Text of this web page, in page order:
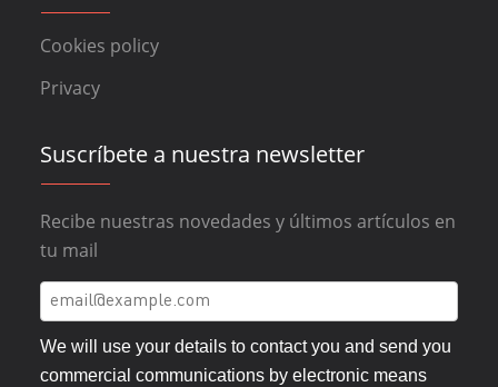
Cookies policy
Privacy
Suscríbete a nuestra newsletter
Recibe nuestras novedades y últimos artículos en
tu mail
We will use your details to contact you and send you
commercial communications by electronic means